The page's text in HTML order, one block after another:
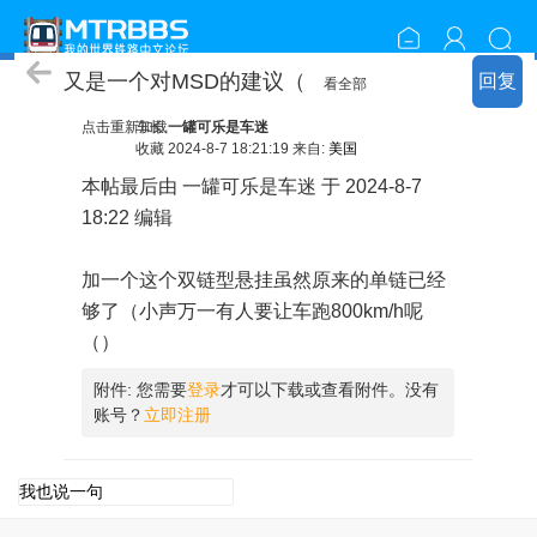
回复
Station Decoration
又是一个对MSD的建议（ 看全部
点击重新加载
车长 一罐可乐是车迷
收藏 2024-8-7 18:21:19 来自: 美国
本帖最后由 一罐可乐是车迷 于 2024-8-7
18:22 编辑
加一个这个双链型悬挂虽然原来的单链已经
够了（小声万一有人要让车跑800km/h呢
（）
附件: 您需要登录才可以下载或查看附件。没有
账号？ 立即注册
点击重新加载